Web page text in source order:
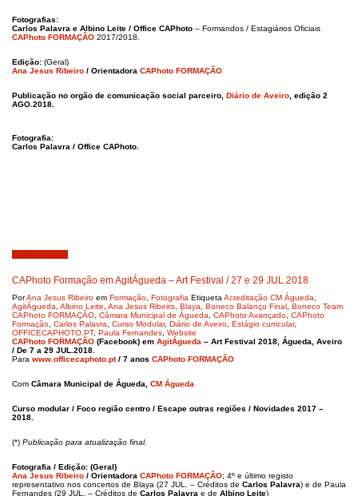
Fotografias:
Carlos Palavra e Albino Leite / Office CAPhoto – Formandos / Estagiários Oficiais
CAPhoto FORMAÇÃO 2017/2018.
Edição: (Geral)
Ana Jesus Ribeiro / Orientadora CAPhoto FORMAÇÃO
Publicação no orgão de comunicação social parceiro, Diário de Aveiro , edição 2
AGO.2018.
Fotografia:
Carlos Palavra / Office CAPhoto.
CAPhoto Formação em AgitÁgueda – Art Festival / 27 e 29 JUL.2018
PorAna Jesus Ribeiro em Formação Fotografia Etiqueta Acreditação CM Águeda
AgitÁgueda Albino Leite Ana Jesus Ribeiro Blaya Boneco Balanço Final Boneco Team
CAPhoto FORMAÇÃO Câmara Municipal de Águeda CAPhoto Avançado CAPhoto
Formação Carlos Palavra Curso Modular, Diário de Aveiro Estágio curricular,
OFFICECAPHOTO.PT, Paula Fernandes Website
CAPhoto FORMAÇÃO (Facebook) em AgitÁgueda – Art Festival 2018, Águeda, Aveiro
/ De 7 a 29 JUL.2018.
Para www.officecaphoto.pt/ 7 anos CAPhoto FORMAÇÃO
Com Câmara Municipal de Águeda, CM Águeda
Curso modular / Foco região centro / Escape outras regiões / Novidades 2017 –
2018.
(*) Publicação para atualização final.
Fotografia / Edição: (Geral)
Ana Jesus Ribeiro / Orientadora CAPhoto FORMAÇÃO; 4º e último registo
representativo nos concertos de Blaya (27 JUL. – Créditos de Carlos Palavra) e de Paula
Fernandes (29 JUL. – Créditos de Carlos Palavra e de Albino Leite)